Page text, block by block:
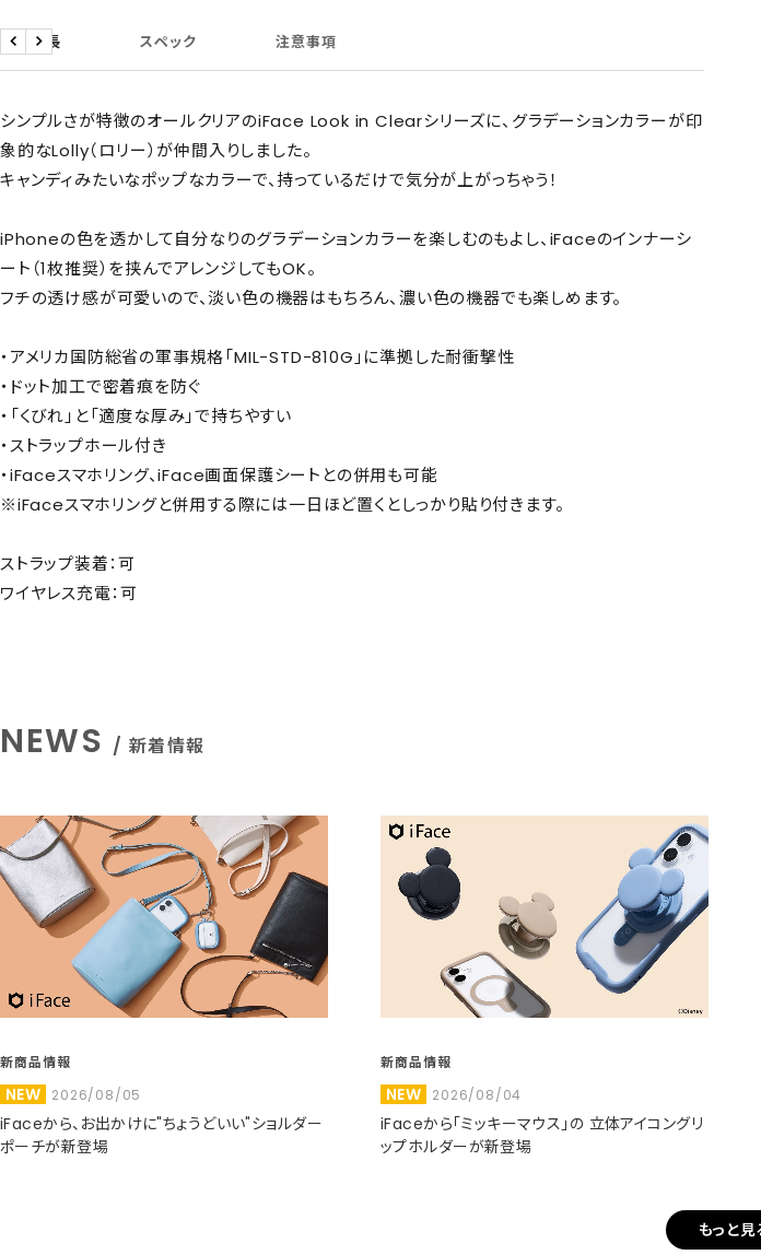
商品特長 スペック 注意事項
戻 次
シンプルさが特徴のオールクリアのiFace Look in Clearシリーズに、グラデーションカラーが印
象的なLolly（ロリー）が仲間入りしました。
キャンディみたいなポップなカラーで、持っているだけで気分が上がっちゃう！
iPhoneの色を透かして自分なりのグラデーションカラーを楽しむのもよし、iFaceのインナーシ
ート（1枚推奨）を挟んでアレンジしてもOK。
フチの透け感が可愛いので、淡い色の機器はもちろん、濃い色の機器でも楽しめます。
・アメリカ国防総省の軍事規格「MIL-STD-810G」に準拠した耐衝撃性
・ドット加工で密着痕を防ぐ
・「くびれ」と「適度な厚み」で持ちやすい
・ストラップホール付き
・iFaceスマホリング、iFace画面保護シートとの併用も可能
※iFaceスマホリングと併用する際には一日ほど置くとしっかり貼り付きます。
ストラップ装着：可
ワイヤレス充電：可
NEWS / 新着情報
新商品情報
NEW 2026/08/05
iFaceから、お出かけに"ちょうどいい"ショルダー
ポーチが新登場
新商品情報
NEW 2026/08/04
iFaceから「ミッキーマウス」の 立体アイコングリ
ップホルダーが新登場
もっと見